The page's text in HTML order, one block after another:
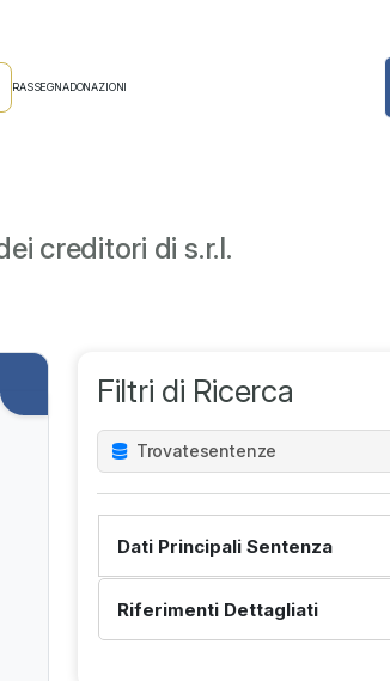
RASSEGNADONAZIONI
creditori di s.r.l.
Filtri di Ricerca
Trovatesentenze
Dati Principali Sentenza
Riferimenti Dettagliati